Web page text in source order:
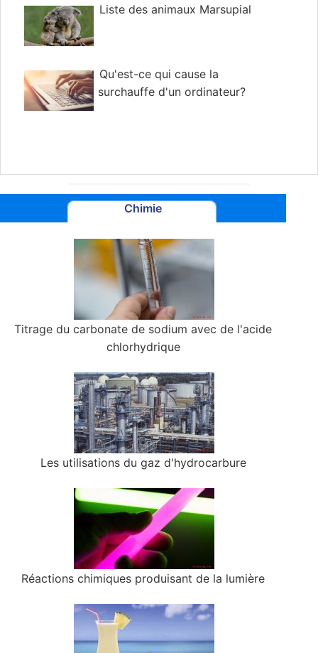
Liste des animaux Marsupial
Qu'est-ce qui cause la
surchauffe d'un ordinateur?
Chimie
Titrage du carbonate de sodium avec de l'acide
chlorhydrique
Les utilisations du gaz d'hydrocarbure
Réactions chimiques produisant de la lumière